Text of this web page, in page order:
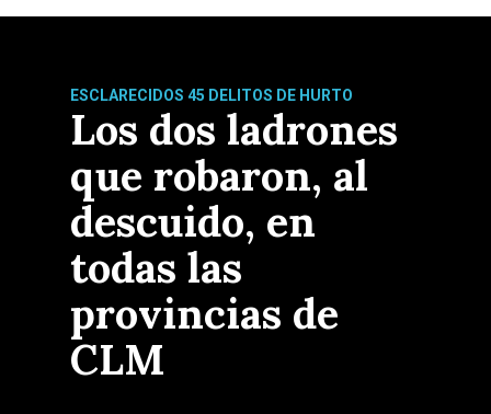
ESCLARECIDOS 45 DELITOS DE HURTO
Los dos ladrones
que robaron, al
descuido, en
todas las
provincias de
CLM